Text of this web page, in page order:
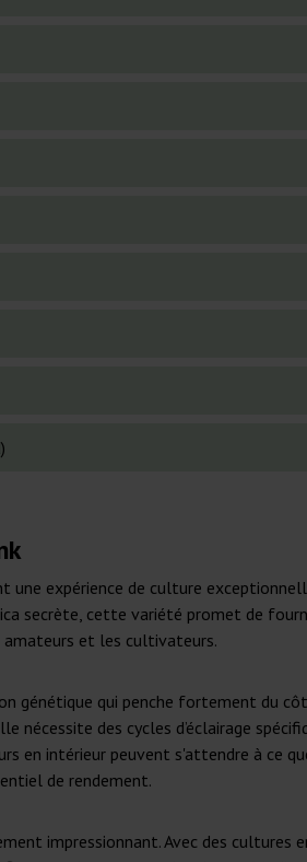
une expérience de culture
secrète, cette variété promet de
amateurs et les cultivateurs.
génétique qui penche fortement du
des cycles d’éclairage
en intérieur peuvent s'attendre à ce
de rendement.
impressionnant. Avec des